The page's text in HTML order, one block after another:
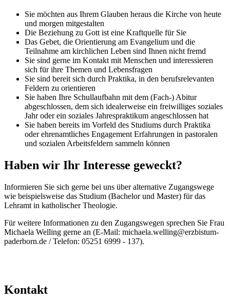
Sie möchten aus Ihrem Glauben heraus die Kirche von heute
und morgen mitgestalten
Die Beziehung zu Gott ist eine Kraftquelle für Sie
Das Gebet, die Orientierung am Evangelium und die
Teilnahme am kirchlichen Leben sind Ihnen nicht fremd
Sie sind gerne im Kontakt mit Menschen und interessieren
sich für ihre Themen und Lebensfragen
Sie sind bereit sich durch Praktika, in den berufsrelevanten
Feldern zu orientieren
Sie haben Ihre Schullaufbahn mit dem (Fach-) Abitur
abgeschlossen, dem sich idealerweise ein freiwilliges soziales
Jahr oder ein soziales Jahrespraktikum angeschlossen hat
Sie haben bereits im Vorfeld des Studiums durch Praktika
oder ehrenamtliches Engagement Erfahrungen in pastoralen
und sozialen Arbeitsfeldern sammeln können
Haben wir Ihr Interesse geweckt?
Informieren Sie sich gerne bei uns über alternative Zugangswege
wie beispielsweise das Studium (Bachelor und Master) für das
Lehramt in katholischer Theologie.
Für weitere Informationen zu den Zugangswegen sprechen Sie Frau
Michaela Welling gerne an (E-Mail: michaela.welling@erzbistum-
paderborn.de / Telefon: 05251 6999 - 137).
Kontakt